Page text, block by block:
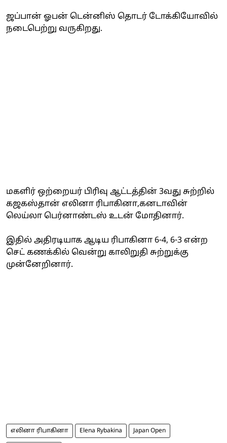
ஜப்பான் ஓபன் டென்னிஸ் தொடர் டோக்கியோவில்
நடைபெற்று வருகிறது.
மகளிர் ஒற்றையர் பிரிவு ஆட்டத்தின் 3வது சுற்றில்
கஜகஸ்தான் எலினா ரிபாகினா,கனடாவின்
லெய்லா பெர்னாண்டஸ் உடன் மோதினார்.
இதில் அதிரடியாக ஆடிய ரிபாகினா 6-4, 6-3 என்ற
செட் கணக்கில் வென்று காலிறுதி சுற்றுக்கு
முன்னேறினார்.
எலினா ரிபாகினா Elena Rybakina Japan Open